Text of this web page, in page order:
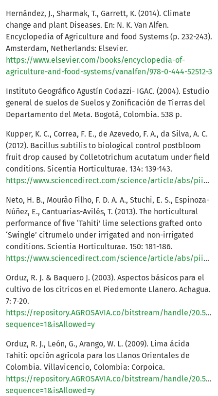
Hernández, J., Sharmak, T., Garrett, K. (2014). Climate
change and plant Diseases. En: N. K. Van Alfen.
Encyclopedia of Agriculture and food Systems (p. 232-243).
Amsterdam, Netherlands: Elsevier.
https://www.elsevier.com/books/encyclopedia-of-
agriculture-and-food-systems/vanalfen/978-0-444-52512-3
Instituto Geográfico Agustín Codazzi- IGAC. (2004). Estudio
general de suelos de Suelos y Zonificación de Tierras del
Departamento del Meta. Bogotá, Colombia. 538 p.
Kupper, K. C., Correa, F. E., de Azevedo, F. A., da Silva, A. C.
(2012). Bacillus subtilis to biological control postbloom
fruit drop caused by Colletotrichum acutatum under field
conditions. Sicentia Horticulturae. 134: 139-143.
https://www.sciencedirect.com/science/article/abs/pii/S0304423811006157
Neto, H. B., Mourão Filho, F. D. A. A., Stuchi, E. S., Espinoza-
Núñez, E., Cantuarias-Avilés, T. (2013). The horticultural
performance of five ‘Tahiti’ lime selections grafted onto
‘Swingle’ citrumelo under irrigated and non-irrigated
conditions. Scientia Horticulturae. 150: 181-186.
https://www.sciencedirect.com/science/article/abs/pii/S0304423812004967
Orduz, R. J. & Baquero J. (2003). Aspectos básicos para el
cultivo de los cítricos en el Piedemonte Llanero. Achagua.
7: 7-20.
https://repository.AGROSAVIA.co/bitstream/handle/
sequence=1&isAllowed=y
Orduz, R. J., León, G., Arango, W. L. (2009). Lima ácida
Tahití: opción agrícola para los Llanos Orientales de
Colombia. Villavicencio, Colombia: Corpoica.
https://repository.AGROSAVIA.co/bitstream/handle/
sequence=1&isAllowed=y